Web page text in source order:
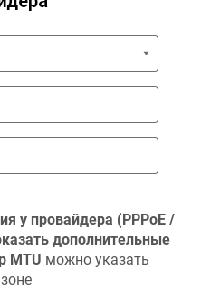
у провайдера (PPPoE /
дополнительные
MTU можно указать